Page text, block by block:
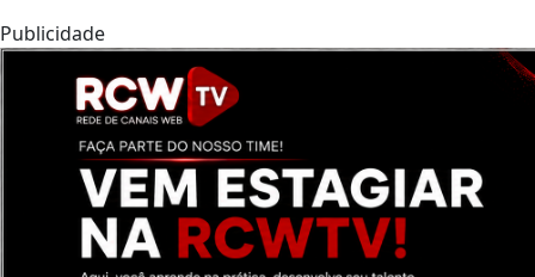
Publicidade